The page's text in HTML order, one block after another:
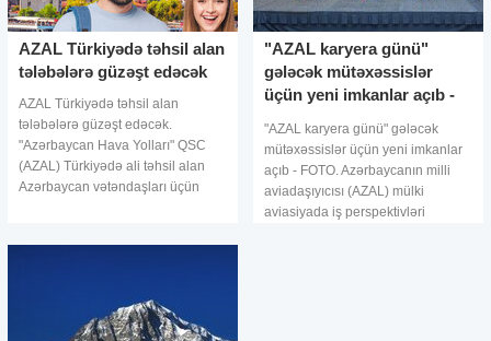
AZAL Türkiyədə təhsil alan
tələbələrə güzəşt edəcək
AZAL Türkiyədə təhsil alan
tələbələrə güzəşt edəcək.
"Azərbaycan Hava Yolları" QSC
(AZAL) Türkiyədə ali təhsil alan
Azərbaycan vətəndaşları üçün
"AZAL karyera günü"
gələcək mütəxəssislər
üçün yeni imkanlar açıb -
"AZAL karyera günü" gələcək
mütəxəssislər üçün yeni imkanlar
açıb - FOTO. Azərbaycanın milli
aviadaşıyıcısı (AZAL) mülki
aviasiyada iş perspektivləri